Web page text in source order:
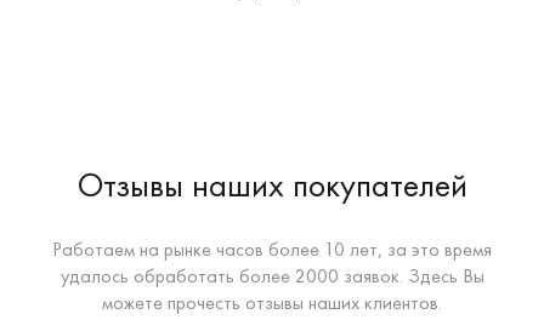
Отзывы наших покупателей
Работаем на рынке часов более 10 лет, за это время
удалось обработать более 2000 заявок. Здесь Вы
можете прочесть отзывы наших клиентов.